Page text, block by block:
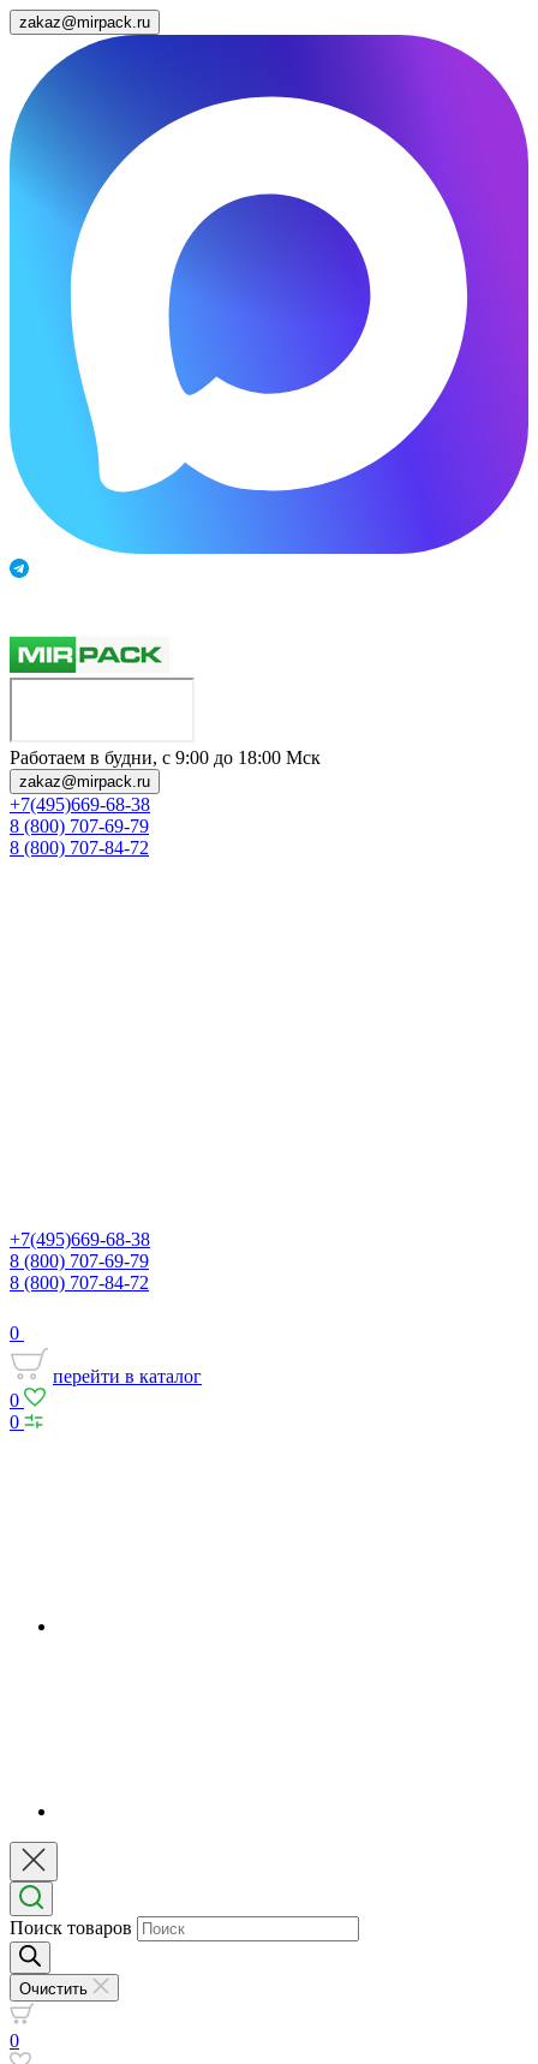
zakaz@mirpack.ru
Работаем в будни, с 9:00 до 18:00 Мск
zakaz@mirpack.ru
+7(495)669-68-38
8 (800) 707-69-79
8 (800) 707-84-72
+7(495)669-68-38
8 (800) 707-69-79
8 (800) 707-84-72
0
перейти в каталог
0
0
Поиск товаров
Очистить
0